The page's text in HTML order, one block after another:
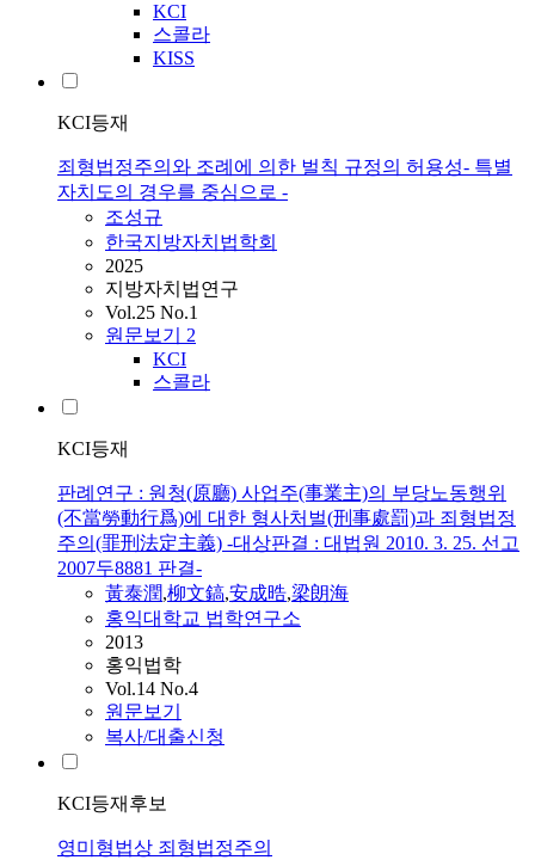
KCI
스콜라
KISS
KCI등재
죄형법정주의와 조례에 의한 벌칙 규정의 허용성- 특별
자치도의 경우를 중심으로 -
조성규
한국지방자치법학회
2025
지방자치법연구
Vol.25 No.1
원문보기 2
KCI
스콜라
KCI등재
판례연구 : 원청(原廳) 사업주(事業主)의 부당노동행위
(不當勞動行爲)에 대한 형사처벌(刑事處罰)과 죄형법정
주의(罪刑法定主義) -대상판결 : 대법원 2010. 3. 25. 선고
2007두8881 판결-
黃泰潤,柳文鎬,安成晧,梁朗海
홍익대학교 법학연구소
2013
홍익법학
Vol.14 No.4
원문보기
복사/대출신청
KCI등재후보
영미형법상 죄형법정주의